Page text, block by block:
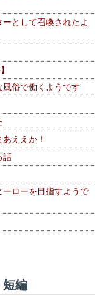
ーとして召喚されたよ
風俗で働くようです
ええか！
話
ーローを目指すようで
編